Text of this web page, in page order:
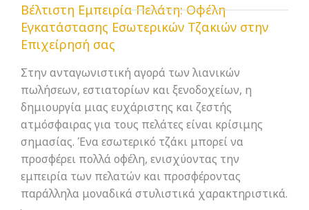
Βέλτιστη Εμπειρία Πελάτη: Οφέλη
Εγκατάστασης Εσωτερικών Τζακιών στην
Επιχείρησή σας
Στην ανταγωνιστική αγορά των λιανικών
πωλήσεων, εστιατορίων και ξενοδοχείων, η
δημιουργία μιας ευχάριστης και ζεστής
ατμόσφαιρας για τους πελάτες είναι κρίσιμης
σημασίας. Ένα εσωτερικό τζάκι μπορεί να
προσφέρει πολλά οφέλη, ενισχύοντας την
εμπειρία των πελατών και προσφέροντας
παράλληλα μοναδικά στυλιστικά χαρακτηριστικά.